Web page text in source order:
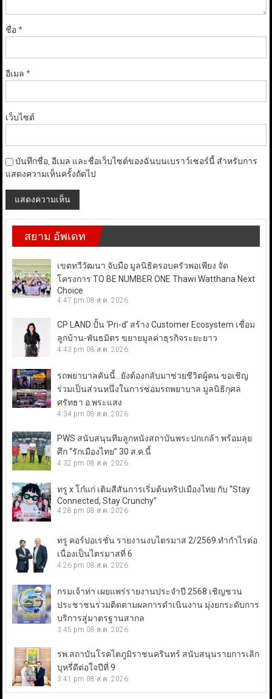
ชื่อ*
อีเมล *
เว็บไซต์
บันทึกชื่อ, อีเมล และชื่อเว็บไซต์ของฉันบนเบราว์เซอร์นี้ สำหรับการ
แสดงความเห็นครั้งถัดไป
สยาม อัพเดท
เขตทวีวัฒนา จับมือ มูลนิธิครอบครัวพอเพียง จัด
โครงการ TO BE NUMBER ONE Thawi Watthana Next
Choice
4:47 pm 08 ส.ค. 2026
CP LAND ปั้น ‘Pri-d’ สร้าง Customer Ecosystem เชื่อม
ลูกบ้าน-พันธมิตร ขยายมูลค่าธุรกิจระยะยาว
4:43 pm 08 ส.ค. 2026
รถพยาบาลคันนี้…ยังต้องกลับมาช่วยชีวิตผู้คน ขอเชิญ
ร่วมเป็นส่วนหนึ่งในการซ่อมรถพยาบาล มูลนิธิกุศล
ศรัทธา อ.พระแสง
4:34 pm 08 ส.ค. 2026
PWS สนับสนุนทีมลูกหนังสถาบันพระปกเกล้า พร้อมลุย
ศึก “รักเมืองไทย” 30 ส.ค.นี้
4:32 pm 08 ส.ค. 2026
ทรู x โก๋แก่ เติมสีสันการเริ่มต้นทริปเมืองไทย กับ “Stay
Connected, Stay Crunchy”
4:28 pm 08 ส.ค. 2026
ทรู คอร์ปอเรชั่น รายงานงบไตรมาส 2/2569 ทำกำไรต่อ
เนื่องเป็นไตรมาสที่ 6
4:26 pm 08 ส.ค. 2026
กรมเจ้าท่า เผยแพร่รายงานประจำปี 2568 เชิญชวน
ประชาชนร่วมติดตามผลการดำเนินงาน มุ่งยกระดับการ
บริการสู่มาตรฐานสากล
3:45 pm 08 ส.ค. 2026
รพ.สถาบันโรคไตภูมิราชนครินทร์ สนับสนุนรายการเลิก
บุหรี่ดีต่อใจปีที่ 9
3:41 pm 08 ส.ค. 2026